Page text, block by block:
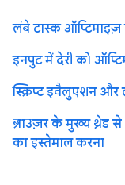
लंबे टास्क
इनपुट में देरी को
स्क्रिप्ट इवैलुएशन और
ब्राउज़र के मुख्य थ्रेड
का इस्तेमाल करना